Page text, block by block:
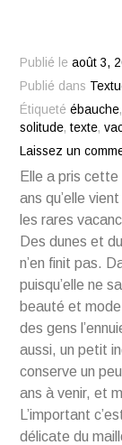
Publié leaoût 3,
Publié dans
Étiquetéébauche
solitude,texte,
Laissez un
Elle a pris
ans qu’elle
les rares
Des dunes et
n’en finit pas.
puisqu’elle ne
beauté et
des gens
aussi, un petit
conserve un
ans à venir, et
L’important
délicate du